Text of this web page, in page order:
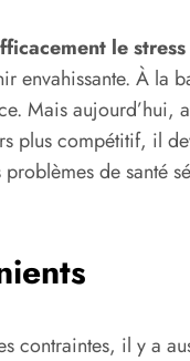
le
À la
Mais
plus compétitif, il
de santé
contraintes, il y a